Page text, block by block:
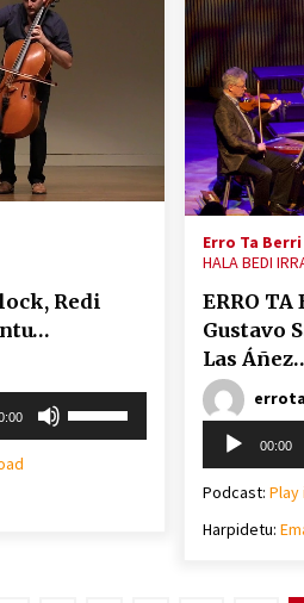
Redi
Erro Ta Berri
HALA BEDI
ERRO
Gustavo
Las
Soinu
00:00
Podcast: Play
Harpidetu: